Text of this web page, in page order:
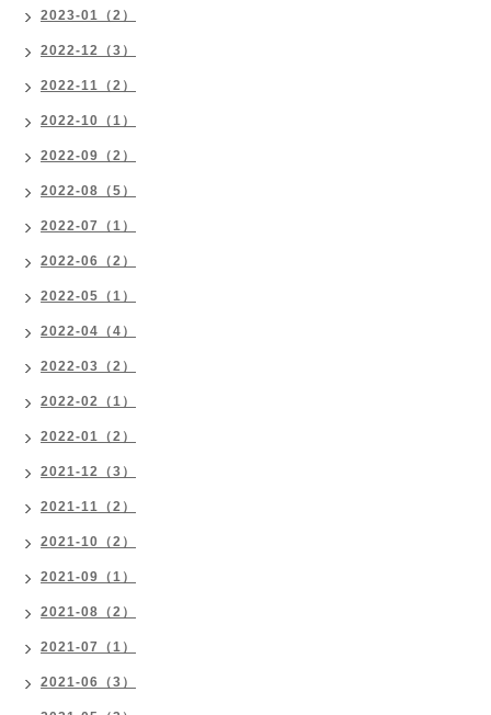
2023-01（2）
2022-12（3）
2022-11（2）
2022-10（1）
2022-09（2）
2022-08（5）
2022-07（1）
2022-06（2）
2022-05（1）
2022-04（4）
2022-03（2）
2022-02（1）
2022-01（2）
2021-12（3）
2021-11（2）
2021-10（2）
2021-09（1）
2021-08（2）
2021-07（1）
2021-06（3）